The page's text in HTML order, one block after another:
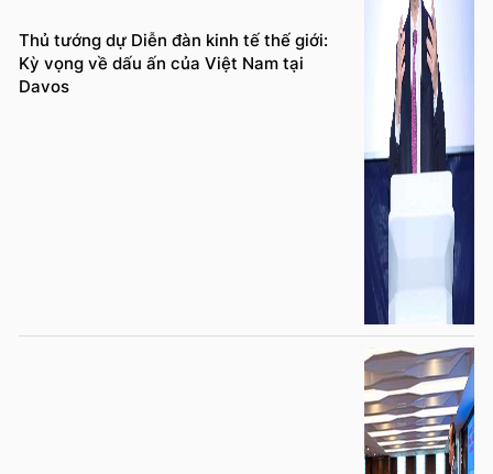
Thủ tướng dự Diễn đàn kinh tế thế giới:
Kỳ vọng về dấu ấn của Việt Nam tại
Davos